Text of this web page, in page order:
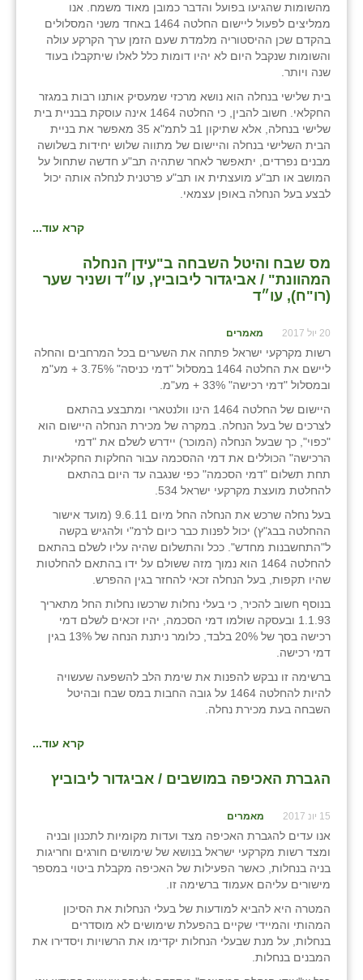
מהשומות שהגיעו בפועל והדבר כמובן מאוד משמח. אנו
ממליצים לפעול ליישום החלטה 1464 באחד משני המסלולים
בהקדם שכן ההיסטוריה מלמדת שעם הזמן ערך הקרקע עולה
והשומות שנקבל היום לא יהיו דומות כלל לאלו שיתקבלו בעוד
שנה ויותר.
בית שלישי בנחלה הוא נושא מרכזי שמעסיק אותנו רבות במגזר
החקלאי. חשוב להבין, כי החלטה 1464 אינה עוסקת בבניית בית
שלישי בנחלה, אלא שתיקון 1ב לתמ"א 35 מאפשר את בניית
הבית השלישי בנחלה והיישום של מתווה שלוש יחידות בשלושה
מבנים נפרדים, יתאפשר לאחר שתהיה תב"ע חדשה שתחול על
המושב או תב"ע מועצתית או תב"ע פרטנית לנחלה אותה יכול
לבצע בעל הנחלה באופן עצמאי.
קרא עוד...
מס שבח והיטל השבחה ב"עידן הנחלה
המהוונת" / אביגדור ליבוביץ, עו״ד ושניר שער
(רו"ח), עו״ד
20 יול 2017 מאמרים
רשות מקרקעי ישראל פתחה את השערים בכל המרחבים והחלה
ליישם את החלטה 1464 במסלול "דמי כניסה" 3.75% + מע"מ
ובמסלול "דמי רכישה" 33% + מע"מ.
היישום של החלטה 1464 הינו וולנטארי ומתבצע בהתאם
לצרכים של בעל הנחלה. במקרה של מכירת הנחלה היישום הוא
"כפוי", כך שבעל הנחלה (המוכר) יידרש לשלם את "דמי
הרכישה" הכוללים את דמי ההסכמה עבור החלקות החקלאיות
תחת תשלום "דמי הסכמה" כפי שנגבה עד היום בהתאם
להחלטת מועצת מקרקעי ישראל 534.
בעל נחלה שרכש את הנחלה החל מיום 9.6.11 (מועד אישור
ההחלטה בבג"ץ) יכול לפנות כבר כיום לרמ"י ולהגיש בקשה
ל"התחשבנות מחדש". ככל והתשלום שהיה עליו לשלם בהתאם
להחלטה 1464 הוא נמוך מזה ששולם על ידו בהתאם להחלטות
שהיו תקפות, בעל הנחלה זכאי להחזר בגין ההפרש.
בנוסף חשוב להכיר, כי בעלי נחלות שרכשו נחלות החל מתאריך
1.1.93 ובעסקה שולמו דמי הסכמה, יהיו זכאים לשלם דמי
רכישה בסך של 20% בלבד, כלומר ניתנת הנחה של 13% בגין
דמי רכישה.
ברשימה זו נבקש להפנות את שימת הלב להשפעה שעשויה
להיות להחלטה 1464 על גובה החבות במס שבח ובהיטל
השבחה בעת מכירת נחלה.
קרא עוד...
הגברת האכיפה במושבים / אביגדור ליבוביץ
15 יונ 2017 מאמרים
אנו עדים להגברת האכיפה מצד ועדות מקומיות לתכנון ובניה
ומצד רשות מקרקעי ישראל בנושא של שימושים חורגים וחריגות
בניה בנחלות, כאשר הפעילות של האכיפה מקבלת ביטוי במספר
מישורים עליהם אעמוד ברשימה זו.
המטרה היא להביא למודעות של בעלי הנחלות את הסיכון
המהותי והמיידי שקיים בהפעלת שימושים לא מוסדרים
בנחלות, על מנת שבעלי הנחלות יקדימו את הרשויות ויסדירו את
המבנים בנחלות.